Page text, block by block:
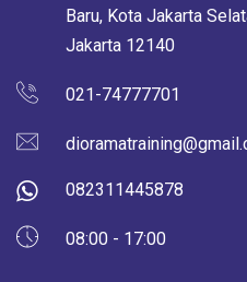
Baru, Kota Jakarta
Jakarta 12140
021-74777701
082311445878
08:00 - 17:00